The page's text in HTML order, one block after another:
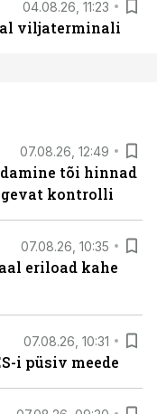
04.08.26, 11:23
viljaterminali
07.08.26, 12:49
tõi hinnad
kontrolli
07.08.26, 10:35
eriload kahe
07.08.26, 10:31
i püsiv meede